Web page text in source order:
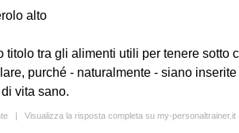
alto
titolo tra gli alimenti utili per tenere sotto
purché - naturalmente - siano
vita sano.
| Visualizza la risposta completa su my-personaltrainer.it